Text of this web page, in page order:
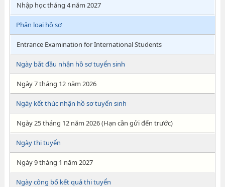
Nhập học tháng 4 năm 2027
Phân loại hồ sơ
Entrance Examination for International Students
Ngày bắt đầu nhận hồ sơ tuyển sinh
Ngày 7 tháng 12 năm 2026
Ngày kết thúc nhận hồ sơ tuyển sinh
Ngày 25 tháng 12 năm 2026 (Hạn cần gửi đến trước)
Ngày thi tuyển
Ngày 9 tháng 1 năm 2027
Ngày công bố kết quả thi tuyển